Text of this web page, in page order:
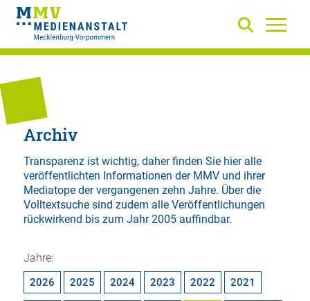
Archiv
Transparenz ist wichtig, daher finden Sie hier alle
veröffentlichten Informationen der MMV und ihrer
Mediatope der vergangenen zehn Jahre. Über die
Volltextsuchesind zudem alle Veröffentlichungen
rückwirkend bis zum Jahr 2005 auffindbar.
Jahre:
2026 2025 2024 2023 2022 2021